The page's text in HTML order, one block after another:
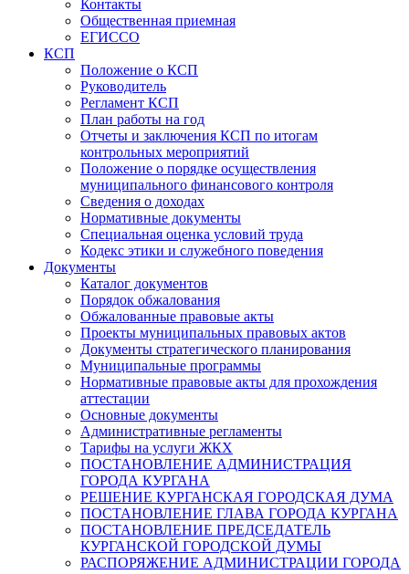
Контакты
Общественная приемная
ЕГИССО
КСП
Положение о КСП
Руководитель
Регламент КСП
План работы на год
Отчеты и заключения КСП по итогам
контрольных мероприятий
Положение о порядке осуществления
муниципального финансового контроля
Сведения о доходах
Нормативные документы
Специальная оценка условий труда
Кодекс этики и служебного поведения
Документы
Каталог документов
Порядок обжалования
Обжалованные правовые акты
Проекты муниципальных правовых актов
Документы стратегического планирования
Муниципальные программы
Нормативные правовые акты для прохождения
аттестации
Основные документы
Административные регламенты
Тарифы на услуги ЖКХ
ПОСТАНОВЛЕНИЕ АДМИНИСТРАЦИЯ
ГОРОДА КУРГАНА
РЕШЕНИЕ КУРГАНСКАЯ ГОРОДСКАЯ ДУМА
ПОСТАНОВЛЕНИЕ ГЛАВА ГОРОДА КУРГАНА
ПОСТАНОВЛЕНИЕ ПРЕДСЕДАТЕЛЬ
КУРГАНСКОЙ ГОРОДСКОЙ ДУМЫ
РАСПОРЯЖЕНИЕ АДМИНИСТРАЦИИ ГОРОДА